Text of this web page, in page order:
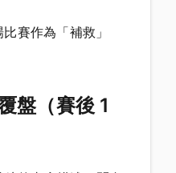
賽作為「補救」
盤（賽後 1